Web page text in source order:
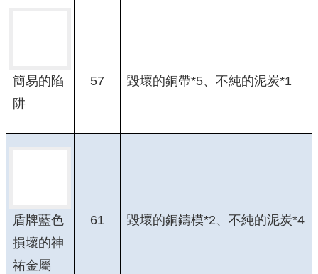
簡易的陷
阱
57 毀壞的銅帶*5、不純的泥炭*1
盾牌藍色
損壞的神
祐金屬
61 毀壞的銅鑄模*2、不純的泥炭*4